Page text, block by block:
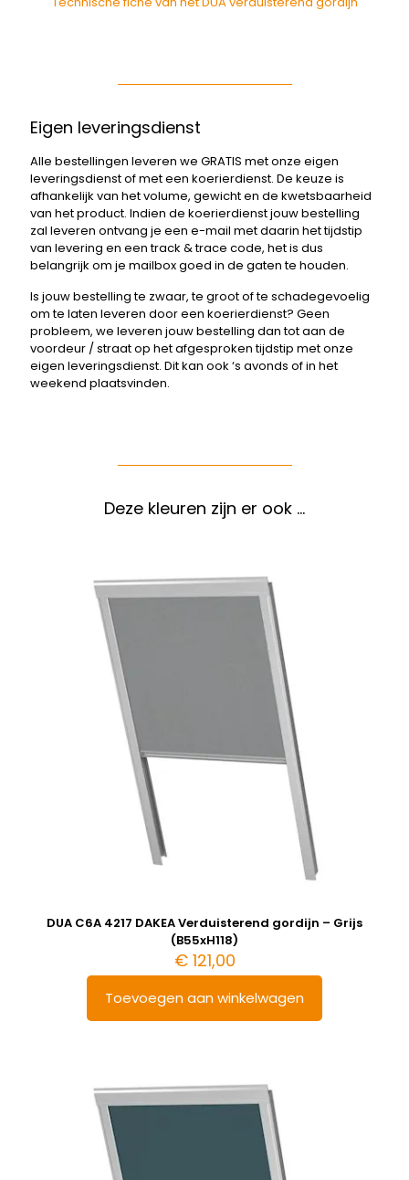
Eigen leveringsdienst
Alle bestellingen leveren we GRATIS met onze eigen
leveringsdienst of met een koerierdienst. De keuze is
afhankelijk van het volume, gewicht en de kwetsbaarheid
van het product. Indien de koerierdienst jouw bestelling
zal leveren ontvang je een e-mail met daarin het tijdstip
van levering en een track & trace code, het is dus
belangrijk om je mailbox goed in de gaten te houden.
Is jouw bestelling te zwaar, te groot of te schadegevoelig
om te laten leveren door een koerierdienst? Geen
probleem, we leveren jouw bestelling dan tot aan de
voordeur / straat op het afgesproken tijdstip met onze
eigen leveringsdienst. Dit kan ook ‘s avonds of in het
weekend plaatsvinden.
Deze kleuren zijn er ook …
DUA C6A 4217 DAKEA Verduisterend gordijn – Grijs
(B55xH118)
€121,00
Toevoegen aan winkelwagen